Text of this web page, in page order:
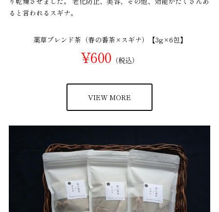
ると言われるスギナ。
薬草ブレンド茶（春の番茶×スギナ）【3g×6包】
¥600 （税込）
VIEW MORE